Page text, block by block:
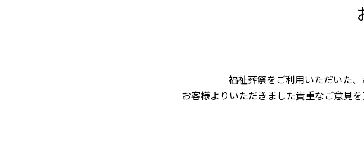
福祉葬祭をご利用いただいた
お客様よりいただきました貴重なご意見